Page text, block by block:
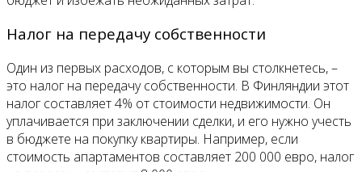
Налог на передачу собственности
Один из первых расходов, с которым вы столкнетесь, –
это налог на передачу собственности. В Финляндии этот
налог составляет 4% от стоимости недвижимости. Он
уплачивается при заключении сделки, и его нужно учесть
в бюджете на покупку квартиры. Например, если
стоимость апартаментов составляет 200 000 евро, налог